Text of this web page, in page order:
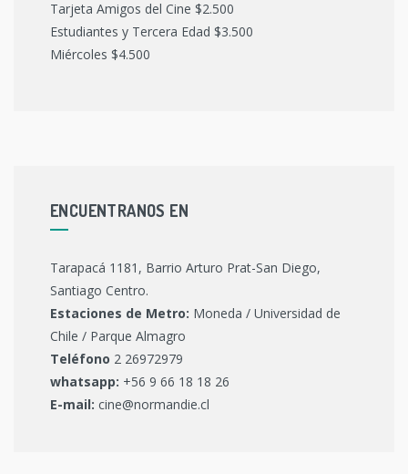
Tarjeta Amigos del Cine $2.500
Estudiantes y Tercera Edad $3.500
Miércoles $4.500
ENCUENTRANOS EN
Tarapacá 1181, Barrio Arturo Prat-San Diego,
Santiago Centro.
Estaciones de Metro: Moneda / Universidad de
Chile / Parque Almagro
Teléfono 2 26972979
whatsapp: +56 9 66 18 18 26
E-mail: cine@normandie.cl